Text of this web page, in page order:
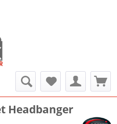
Headbanger